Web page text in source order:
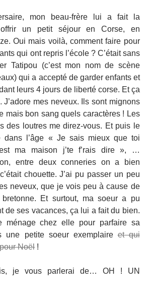
mon beau-frère lui a fait la
un petit séjour en Corse, en
Oui mais voilà, comment faire pour
qui ont repris l’école ? C’était sans
Tatipou (c’est mon nom de scène
qui a accepté de garder enfants et
leurs 4 jours de liberté corse. Et ça
J’adore mes neveux. Ils sont mignons
mais bon sang quels caractères ! Les
des loutres me direz-vous. Et puis le
dans l’âge « Je sais mieux que toi
ma maison j’te f’rais dire », …
entre deux conneries on a bien
chouette. J’ai pu passer un peu
neveux, que je vois peu à cause de
bretonne. Et surtout, ma soeur a pu
de ses vacances, ça lui a fait du bien.
ménage chez elle pour parfaire sa
une petite soeur exemplaireet qui
Noël!
je vous parlerai de… OH ! UN